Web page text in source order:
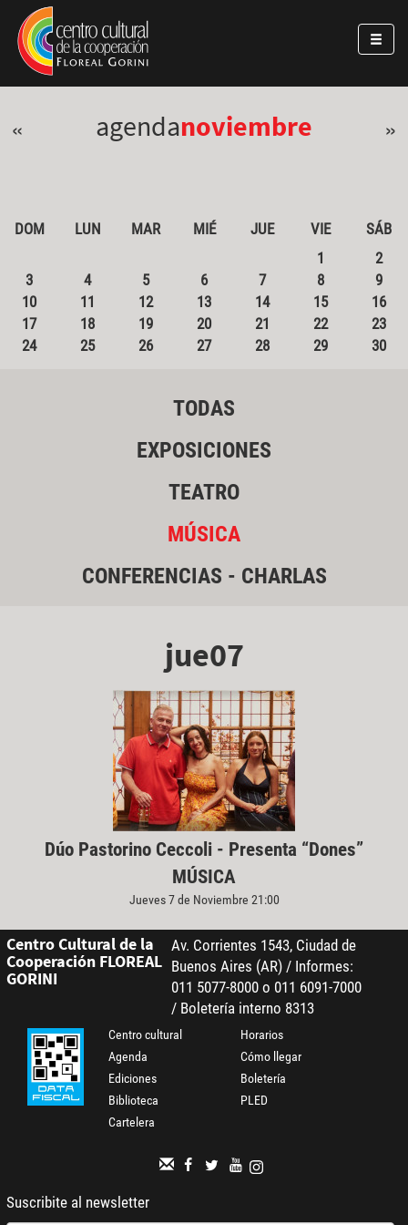
Pasar al contenido principal
Jump to main content
« agendanoviembre »
DOM LUN MAR MIÉ JUE VIE
SÁB
1
2
3
4 5 6 7 8
9
10
11 12 13 14 15
16
17
18 19 20 21 22
23
24
25 26 27 28 29 30
TODAS
EXPOSICIONES
TEATRO
MÚSICA
CONFERENCIAS - CHARLAS
jue07
Dúo Pastorino Ceccoli - Presenta “Dones”
MÚSICA
Jueves 7 de Noviembre 21:00
Centro Cultural de la
Cooperación FLOREAL
GORINI
Av. Corrientes 1543, Ciudad de
Buenos Aires (AR) / Informes:
011 5077-8000 o 011 6091-7000
/ Boletería interno 8313
Centro cultural
Agenda
Ediciones
Biblioteca
Cartelera
Horarios
Cómo llegar
Boletería
PLED
Suscribite al newsletter